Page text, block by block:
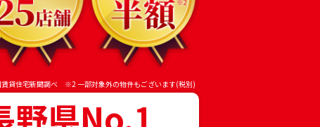
貸住宅新聞調べ ※2 一部対象外の物件もございます(税別)